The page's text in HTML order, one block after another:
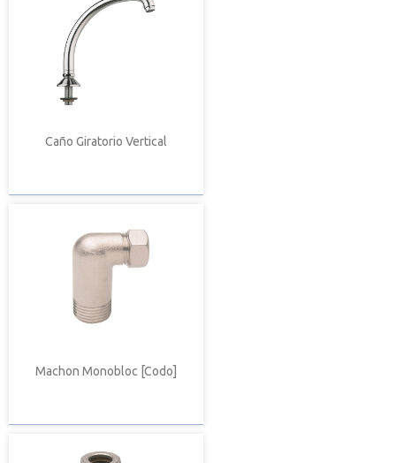
Caño Giratorio Vertical
Machon Monobloc [Codo]